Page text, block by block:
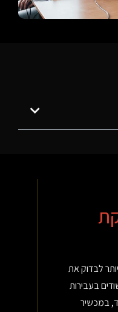
לבדוק את
בעבירות
במכשיר